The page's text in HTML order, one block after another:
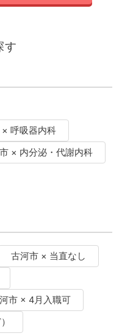
す
呼吸器内科
× 内分泌・代謝内科
古河市 × 当直なし
市 × 4月入職可